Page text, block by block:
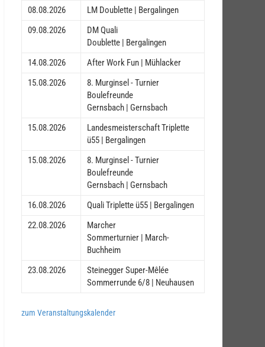
08.08.2026
LM Doublette | Bergalingen
09.08.2026
DM Quali
Doublette | Bergalingen
14.08.2026
After Work Fun | Mühlacker
15.08.2026
8. Murginsel - Turnier
Boulefreunde
Gernsbach | Gernsbach
15.08.2026
Landesmeisterschaft Triplette
ü55 | Bergalingen
15.08.2026
8. Murginsel - Turnier
Boulefreunde
Gernsbach | Gernsbach
16.08.2026
Quali Triplette ü55 | Bergalingen
22.08.2026
Marcher
Sommerturnier | March-
Buchheim
23.08.2026
Steinegger Super-Mêlée
Sommerrunde 6/8 | Neuhausen
zum Veranstaltungskalender